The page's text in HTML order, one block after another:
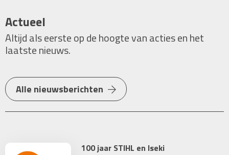
Actueel
Altijd als eerste op de hoogte van acties en het
laatste nieuws.
Alle nieuwsberichten
100 jaar STIHL en Iseki